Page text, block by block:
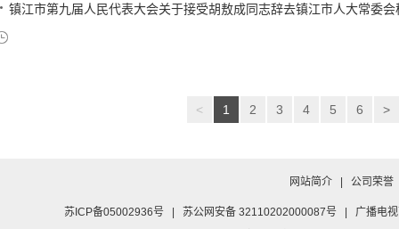
镇江市第九届人民代表大会关于接受胡敖成同志辞去镇江市人大常委
< 1 2 3 4 5 6 >
网站简介 公司荣誉
苏ICP备05002936号 苏公网安备 32110202000087号 广播电